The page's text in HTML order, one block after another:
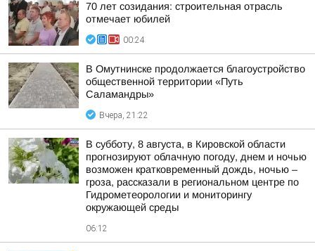
70 лет созидания: строительная отрасль
отмечает юбилей
00:24
В Омутнинске продолжается благоустройство
общественной территории «Путь
Саламандры»
Вчера, 21:22
В субботу, 8 августа, в Кировской области
прогнозируют облачную погоду, днем и ночью
возможен кратковременный дождь, ночью –
гроза, рассказали в региональном центре по
Гидрометеорологии и мониторингу
окружающей среды
06:12